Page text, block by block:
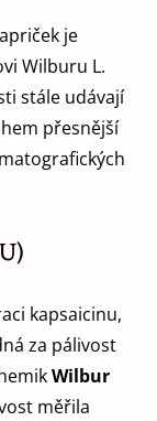
je
Wilburu L.
stále udávají
přesnější
kapsaicinu,
za pálivost
Wilbur
měřila